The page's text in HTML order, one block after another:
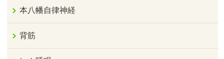
本八幡自律神経
背筋